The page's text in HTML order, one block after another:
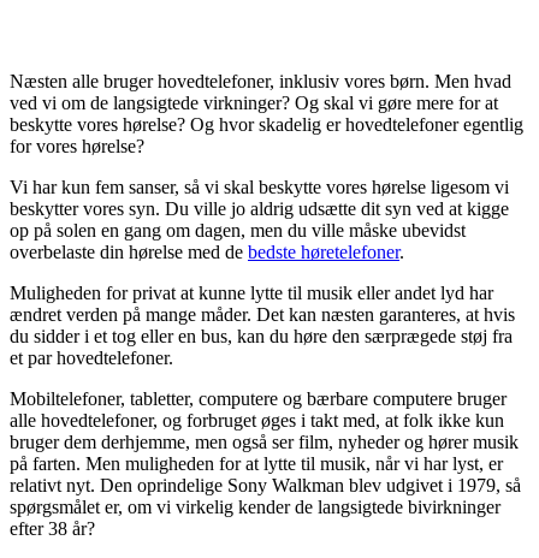
Næsten alle bruger hovedtelefoner, inklusiv vores børn. Men hvad
ved vi om de langsigtede virkninger? Og skal vi gøre mere for at
beskytte vores hørelse? Og hvor skadelig er hovedtelefoner egentlig
for vores hørelse?
Vi har kun fem sanser, så vi skal beskytte vores hørelse ligesom vi
beskytter vores syn. Du ville jo aldrig udsætte dit syn ved at kigge
op på solen en gang om dagen, men du ville måske ubevidst
overbelaste din hørelse med de bedste høretelefoner.
Muligheden for privat at kunne lytte til musik eller andet lyd har
ændret verden på mange måder. Det kan næsten garanteres, at hvis
du sidder i et tog eller en bus, kan du høre den særprægede støj fra
et par hovedtelefoner.
Mobiltelefoner, tabletter, computere og bærbare computere bruger
alle hovedtelefoner, og forbruget øges i takt med, at folk ikke kun
bruger dem derhjemme, men også ser film, nyheder og hører musik
på farten. Men muligheden for at lytte til musik, når vi har lyst, er
relativt nyt. Den oprindelige Sony Walkman blev udgivet i 1979, så
spørgsmålet er, om vi virkelig kender de langsigtede bivirkninger
efter 38 år?